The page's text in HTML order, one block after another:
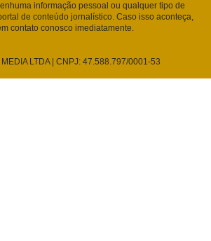
informação pessoal ou qualquer tipo de
de conteúdo jornalístico. Caso isso aconteça,
contato conosco imediatamente.
LTDA | CNPJ: 47.588.797/0001-53